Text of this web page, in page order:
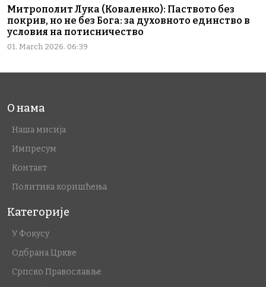
Митрополит Лука (Коваленко): Паството без
покрив, но не без Бога: за духовното единство в
условия на потисничество
01. March 2026. 06:39
О нама
Наша мисија
Импресум
Контакт
Политика коришћења
Категорије
У Фокусу
Одбрана Цркве
Српско Православље